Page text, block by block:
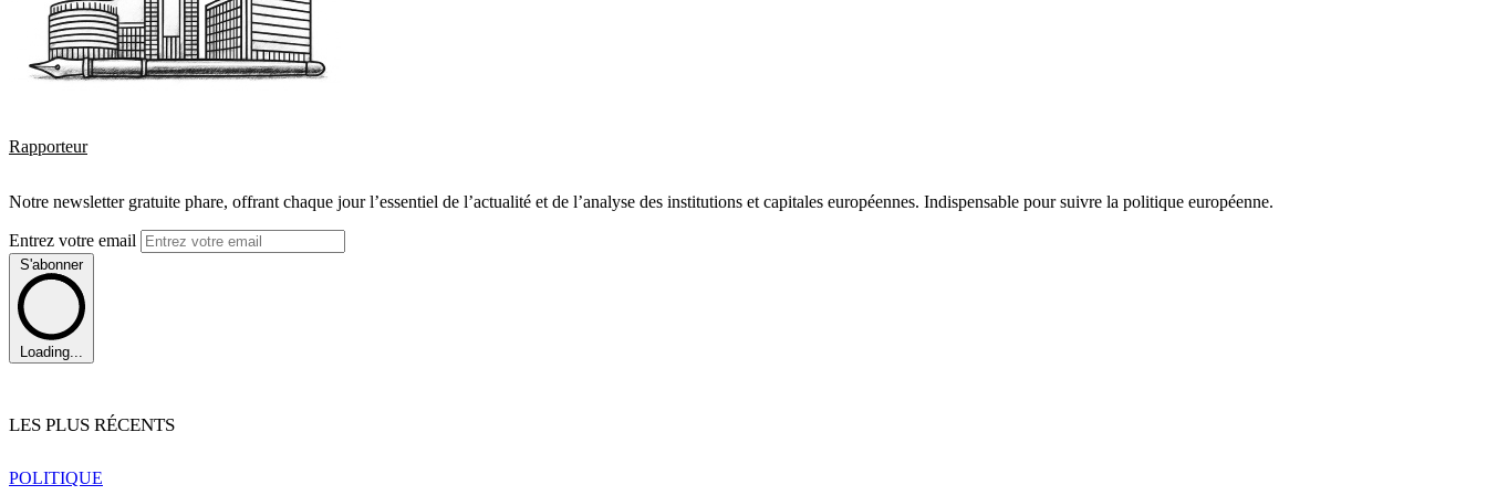
Rapporteur
Notre newsletter gratuite phare, offrant chaque jour l’essentiel de l’actualité et de l’analyse des institutions et capitales européennes. Indispensable pour suivre la politique européenne.
Entrez votre email
S'abonner
Loading...
LES PLUS RÉCENTS
POLITIQUE